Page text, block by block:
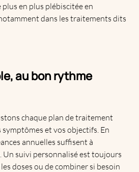
plus en plus plébiscitée en
dans les traitements dits
au bon rythme
chaque plan de traitement
symptômes et vos objectifs. En
annuelles suffisent à
suivi personnalisé est toujours
doses ou de combiner si besoin